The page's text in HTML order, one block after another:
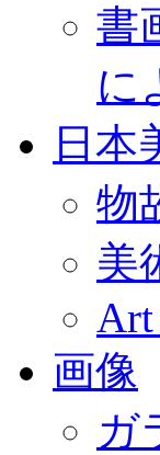
書
に
日本
物
美
Art
画像
ガ